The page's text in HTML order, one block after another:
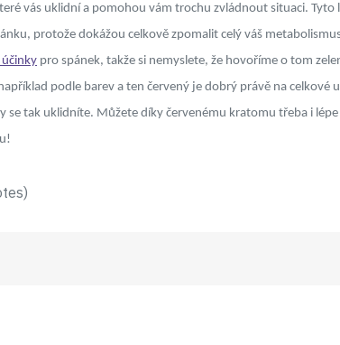
vás uklidní a pomohou vám trochu zvládnout situaci. Tyto
protože dokážou celkově zpomalit celý váš
pro spánek, takže si nemyslete, že hovoříme o tom
podle barev a ten červený je dobrý právě na celkové
se tak uklidníte. Můžete díky červenému kratomu třeba i